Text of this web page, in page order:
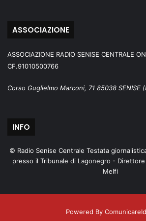
ASSOCIAZIONE
ASSOCIAZIONE RADIO SENISE CENTRALE
CF.91010500766
Corso Guglielmo Marconi, 71 85038 SENISE
INFO
© Radio Senise Centrale Testata
presso il Tribunale di Lagonegro -
Melfi
Powered By